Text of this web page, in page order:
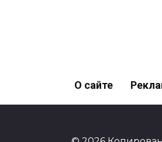
О сайте